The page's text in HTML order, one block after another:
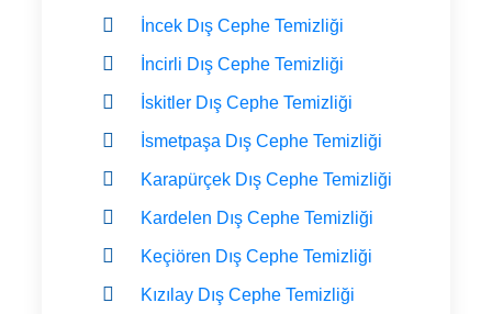
İncek Dış Cephe Temizliği
İncirli Dış Cephe Temizliği
İskitler Dış Cephe Temizliği
İsmetpaşa Dış Cephe Temizliği
Karapürçek Dış Cephe Temizliği
Kardelen Dış Cephe Temizliği
Keçiören Dış Cephe Temizliği
Kızılay Dış Cephe Temizliği